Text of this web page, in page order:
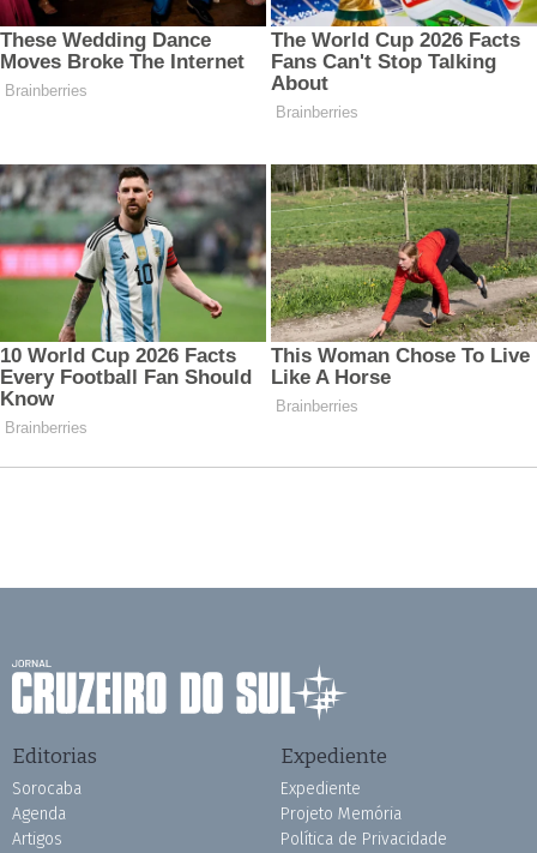
Editorias
Sorocaba
Agenda
Artigos
Expediente
Expediente
Projeto Memória
Política de Privacidade